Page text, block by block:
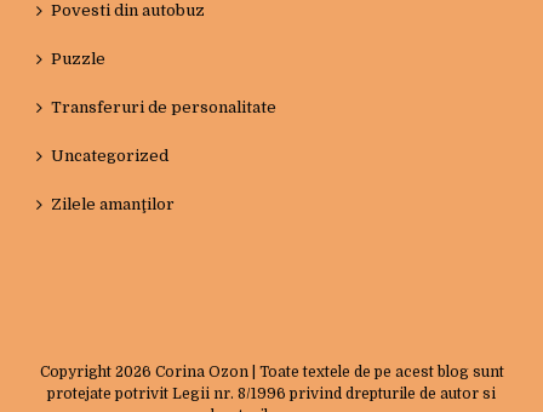
Povesti din autobuz
Puzzle
Transferuri de personalitate
Uncategorized
Zilele amanţilor
Copyright 2026 Corina Ozon | Toate textele de pe acest blog sunt
protejate potrivit Legii nr. 8/1996 privind drepturile de autor si